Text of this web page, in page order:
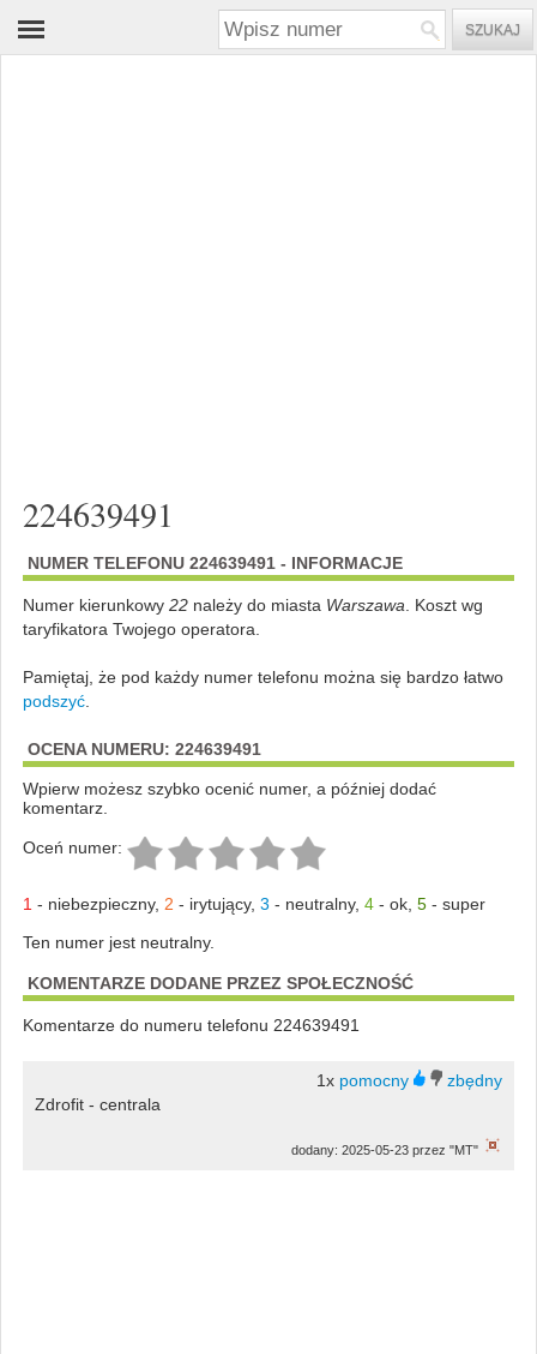
224639491
NUMER TELEFONU 224639491 - INFORMACJE
Numer kierunkowy 22należy do miasta Warszawa . Koszt wg
taryfikatora Twojego operatora.
Pamiętaj, że pod każdy numer telefonu można się bardzo łatwo
podszyć.
OCENA NUMERU: 224639491
Wpierw możesz szybko ocenić numer, a później dodać
komentarz.
Oceń numer:
1 - niebezpieczny, 2 - irytujący, 3 - neutralny, 4- ok, 5- super
Ten numer jest neutralny.
KOMENTARZE DODANE PRZEZ SPOŁECZNOŚĆ
Komentarze do numeru telefonu 224639491
1x
Zdrofit - centrala
dodany: 2025-05-23 przez "MT"